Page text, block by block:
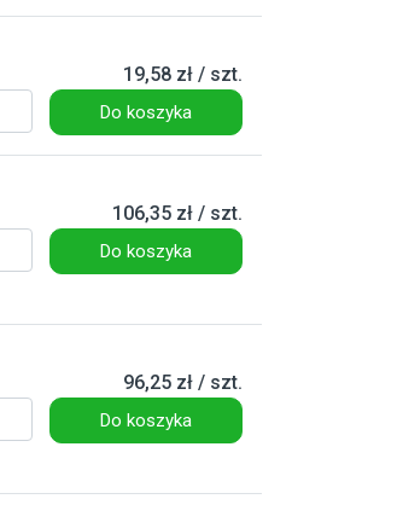
19,58 zł / szt.
Do koszyka
106,35 zł / szt.
Do koszyka
96,25 zł / szt.
Do koszyka